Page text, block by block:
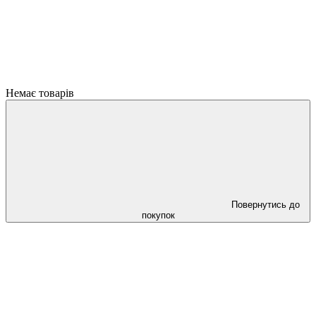
Немає товарів
Повернутись до
покупок